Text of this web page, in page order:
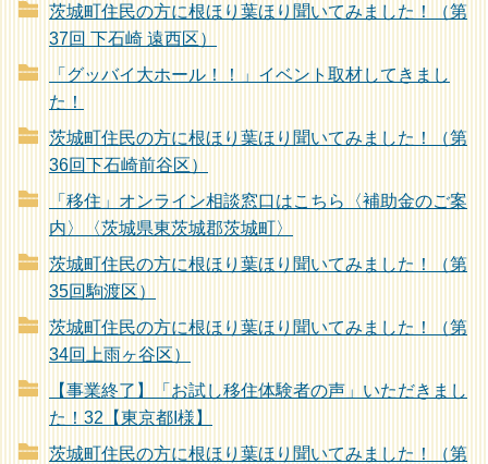
茨城町住民の方に根ほり葉ほり聞いてみました！（第
37回 下石崎 遠西区）
「グッバイ大ホール！！」イベント取材してきまし
た！
茨城町住民の方に根ほり葉ほり聞いてみました！（第
36回下石崎前谷区）
「移住」オンライン相談窓口はこちら〈補助金のご案
内〉〈茨城県東茨城郡茨城町〉
茨城町住民の方に根ほり葉ほり聞いてみました！（第
35回駒渡区）
茨城町住民の方に根ほり葉ほり聞いてみました！（第
34回上雨ヶ谷区）
【事業終了】「お試し移住体験者の声」いただきまし
た！32【東京都I様】
茨城町住民の方に根ほり葉ほり聞いてみました！（第